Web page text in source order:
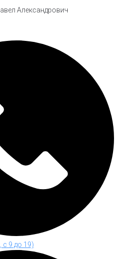
Александрович
с 9 до 19)